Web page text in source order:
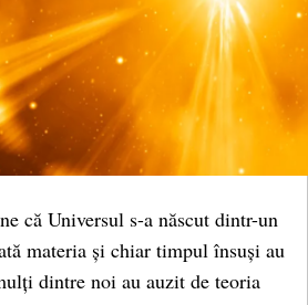
că Universul s-a născut dintr-un
materia și chiar timpul însuși au
dintre noi au auzit de teoria